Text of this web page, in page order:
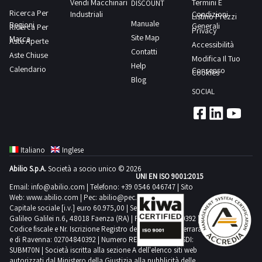
12/08/2026
indicati
nel
Catalogo
Lotti,
di
proprietà
della
predetta
49,00; Motorizzata
con
di
Vele;
RayMarine. Sottocoperta
presenta
una
Cabina
armatoriale
di
Ricerca Per
Regioni
Ricerca Per
Marca
Aste Aperte
Aste Chiuse
Calendario
Vendi Macchinari
Industriali
DISCOUNT
Manuale
Site Map
Contatti
Help
Blog
Termini E
Condizioni
Generali
Listino Prezzi
Privacy
Accessibilità
Modifica Il Tuo
Consenso
Cookies
SOCIAL
Italiano
Inglese
Abilio S.p.A.Società a socio unico © 2026
Email: info@abilio.com | Telefono: +39 0546 046747 | Sito
Web: www.abilio.com | Pec: abilio@pec.illimity.com
Capitale sociale [i.v.] euro 60.975,00 | Sede legale in Via
Galileo Galilei n.6, 48018 Faenza (RA) | P.IVA: 02704840392 |
Codice fiscale e Nr. Iscrizione Registro delle Imprese di Ferrara
e di Ravenna: 02704840392 | Numero REA RA 224830 | SDI:
SUBM70N | Società iscritta alla sezione A dell'elenco siti web
UNI EN ISO 9001:2015